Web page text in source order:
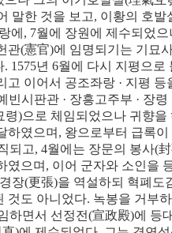
말한 것을 보고, 이황의 호발
에 , 7월에 장원에 제수되었
관(憲官)에 임명되기는 기묘
. 1575년 6월에 다시 지평으로
고 이어서 공조좌랑 · 지평 등
빈시판관 · 장흥고주부 · 장령
령)으로 체임되었으나 귀향을
하였으며 , 왕으로부터 급록이
되고, 4월에는 장문의 봉사(
였으며 , 이어 군자와 소인을
장(更張)을 역설하되 혁폐도
것도 아니었다. 녹봉을 거부
하면서 선정전(宣政殿)에 등